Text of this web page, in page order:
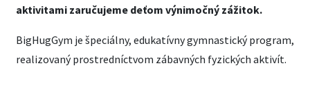
aktivitami zaručujeme deťom výnimočný zážitok.
BigHugGym je špeciálny, edukatívny gymnastický program,
realizovaný prostredníctvom zábavných fyzických aktivít.